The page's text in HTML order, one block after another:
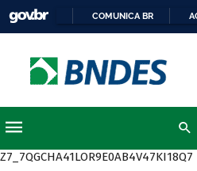
COMUNICA BR
Z7_7QGCHA41LOR9E0AB4V47KI18Q7